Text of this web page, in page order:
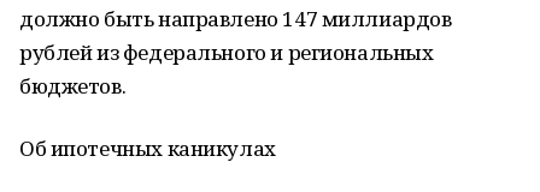
должно быть направлено 147 миллиардов
рублей из федерального и региональных
бюджетов.
Об ипотечных каникулах